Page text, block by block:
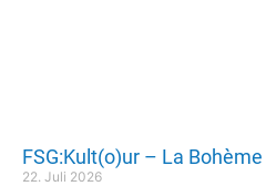
FSG:Kult(o)ur – La
22. Juli 2026